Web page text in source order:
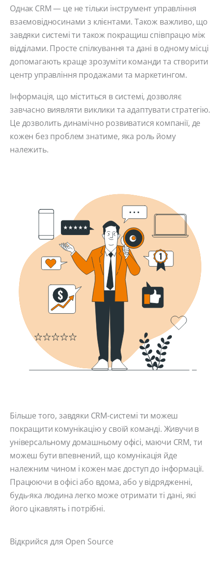
Однак CRM — це не тільки інструмент управління
взаємовідносинами з клієнтами. Також важливо, що
завдяки системі ти також покращиш співпрацю між
відділами. Просте спілкування та дані в одному місці
допомагають краще зрозуміти команди та створити
центр управління продажами та маркетингом.
Інформація, що міститься в системі, дозволяє
завчасно виявляти виклики та адаптувати стратегію.
Це дозволить динамічно розвиватися компанії, де
кожен без проблем знатиме, яка роль йому
належить.
Більше того, завдяки CRM-системі ти можеш
покращити комунікацію у своїй команді. Живучи в
універсальному домашньому офісі, маючи CRM, ти
можеш бути впевнений, що комунікація йде
належним чином і кожен має доступ до інформації.
Працюючи в офісі або вдома, або у відрядженні,
будь-яка людина легко може отримати ті дані, які
його цікавлять і потрібні.
Відкрийся для Open Source